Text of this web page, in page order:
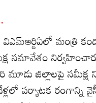
మంత్రి
సమావేశం
మూడు జిల్లాలపై
పర్యాటక రంగాన్ని